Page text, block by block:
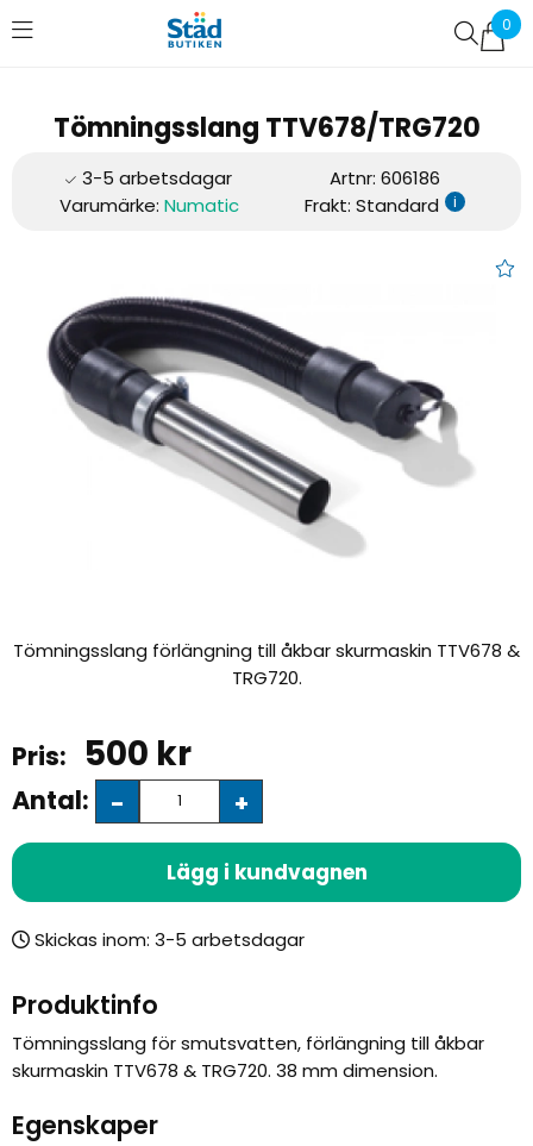
0
Favoriter (0)
Tömningsslang TTV678/TRG720
Artnr: 606186
Varumärke: Numatic Frakt: Standard i
Tömningsslang TTV678/
Tömningsslang förlängning till åkbar skurmaskin TTV678 &
TRG720.
500 kr
Antal: +
-
Lägg i kundvagnen
Skickas inom:
Produktinfo
Tömningsslang för smutsvatten, förlängning till åkbar
skurmaskin TTV678 & TRG720. 38 mm dimension.
Egenskaper